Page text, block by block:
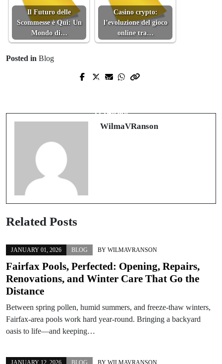
Il Futuro delle
Scommesse è Qui: Un
Mondo di…
Casino crypto:
l’evoluzione del gioco
online tra…
Posted in Blog
Prev Post
の鼓動
WilmaVRanson
Related Posts
JANUARY 01, 2026 BLOG BY WILMAVRANSON
Fairfax Pools, Perfected: Opening, Repairs,
Renovations, and Winter Care That Go the
Distance
Between spring pollen, humid summers, and freeze-thaw winters,
Fairfax-area pools work hard year-round. Bringing a backyard
oasis to life—and keeping…
JANUARY 12, 2026 BLOG BY WILMAVRANSON